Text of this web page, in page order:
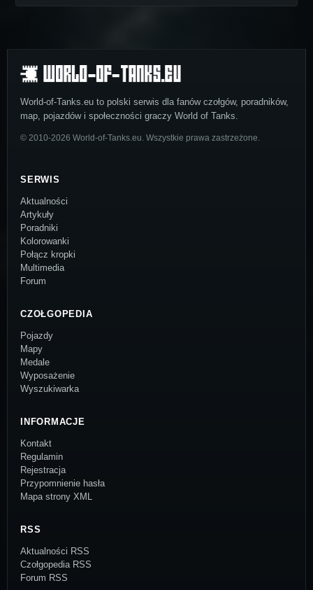
World-of-Tanks.eu to polski serwis dla fanów czołgów, poradników,
map, pojazdów i społeczności graczy World of Tanks.
© 2010-2026 World-of-Tanks.eu. Wszystkie prawa zastrzeżone.
SERWIS
Aktualności
Artykuły
Poradniki
Kolorowanki
Połącz kropki
Multimedia
Forum
CZOŁGOPEDIA
Pojazdy
Mapy
Medale
Wyposażenie
Wyszukiwarka
INFORMACJE
Kontakt
Regulamin
Rejestracja
Przypomnienie hasła
Mapa strony XML
RSS
Aktualności RSS
Czołgopedia RSS
Forum RSS